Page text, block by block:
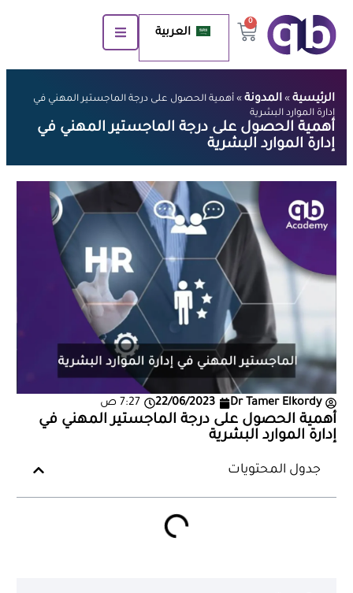
0
العربية
الرئيسية » المدونة » أهمية الحصول على درجة الماجستير المهني في
إدارة الموارد البشرية
أهمية الحصول على درجة الماجستير المهني في
إدارة الموارد البشرية
Dr Tamer Elkordy
22/06/2023 7:27 ص
أهمية الحصول على درجة الماجستير المهني في
إدارة الموارد البشرية
جدول المحتويات